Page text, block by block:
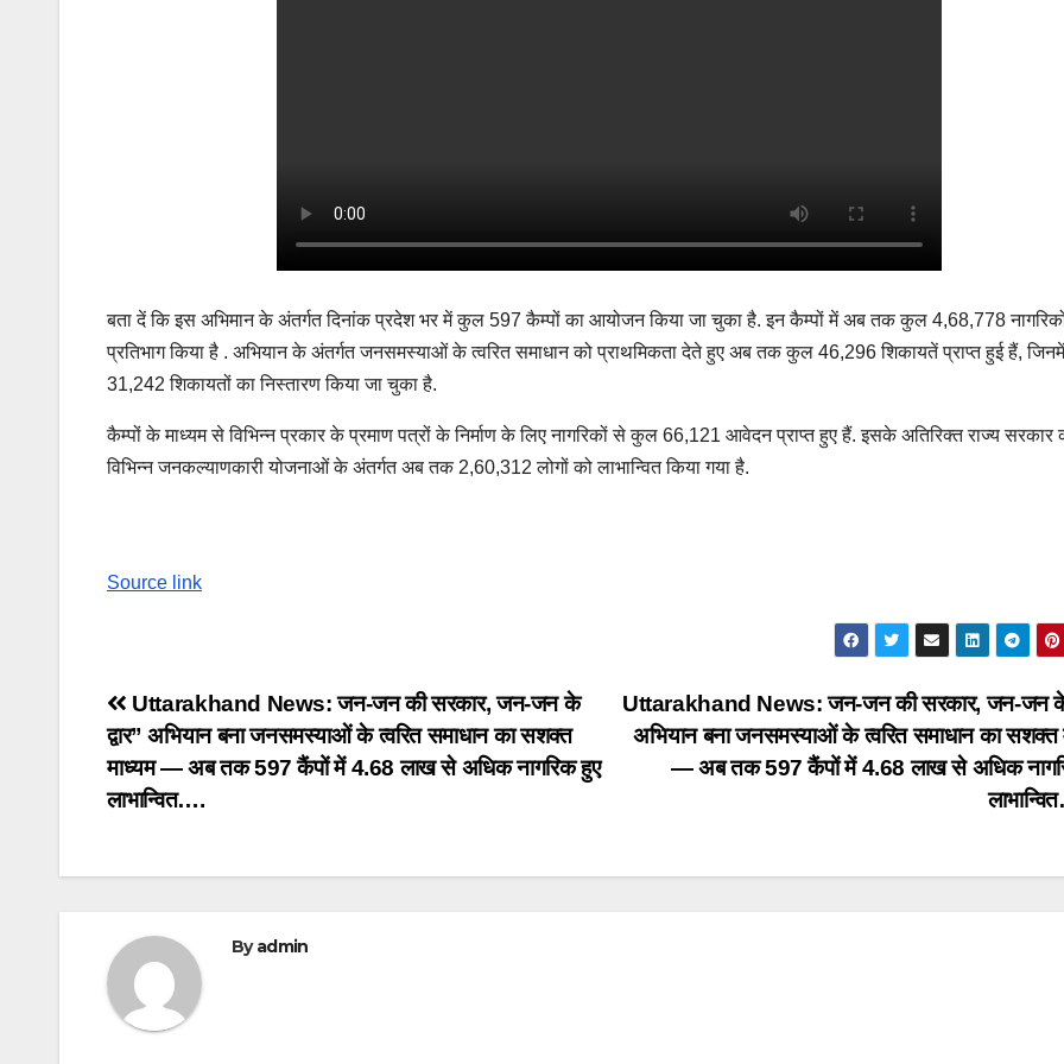
बता दें कि इस अभिमान के अंतर्गत दिनांक प्रदेश भर में कुल 597 कैम्पों का आयोजन किया जा चुका है. इन कैम्पों में अब तक कुल 4,68,778
प्रतिभाग किया है . अभियान के अंतर्गत जनसमस्याओं के त्वरित समाधान को प्राथमिकता देते हुए अब तक कुल 46,296 शिकायतें प्राप्त हुई हैं,
31,242 शिकायतों का निस्तारण किया जा चुका है.
कैम्पों के माध्यम से विभिन्न प्रकार के प्रमाण पत्रों के निर्माण के लिए नागरिकों से कुल 66,121 आवेदन प्राप्त हुए हैं. इसके अतिरिक्त राज्य सरकार
विभिन्न जनकल्याणकारी योजनाओं के अंतर्गत अब तक 2,60,312 लोगों को लाभान्वित किया गया है.
Source link
Post
navigation
Uttarakhand News: जन-जन की सरकार, जन-जन के
अभियान बना जनसमस्याओं के त्वरित समाधान का सशक्त
— अब तक 597 कैंपों में 4.68 लाख से अधिक
Uttarakhand News: जन-जन की सरकार, जन-जन के
द्वार” अभियान बना जनसमस्याओं के त्वरित समाधान का सशक्त
माध्यम — अब तक 597 कैंपों में 4.68 लाख से अधिक नागरिक हुए
लाभान्वित….
Byadmin